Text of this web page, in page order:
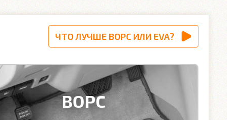
ЧТО ЛУЧШЕ ВОРС ИЛИ EVA?
ВОРС